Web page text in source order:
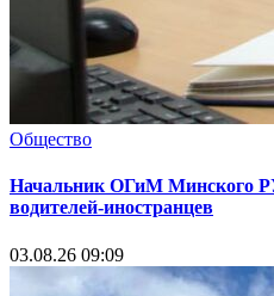
Общество
Начальник ОГиМ Минского
водителей-иностранцев
03.08.26 09:09